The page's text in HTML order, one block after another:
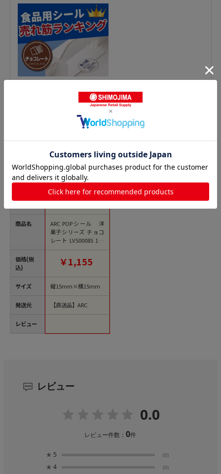
テイスティシールの人気商品との比較
商品名
価格(税
込)
サイズ
発送元
レビュー
ARC POPシール 洋
菓子シリーズ チョコ
レート LVS0008S 1束
（ご注文単位1束）
￥1,155
縦15mm×横15mm
【直送品】ARC
レビュー
0.0
レビュー件数：0件
★ 5 (0)
★ 4 (0)